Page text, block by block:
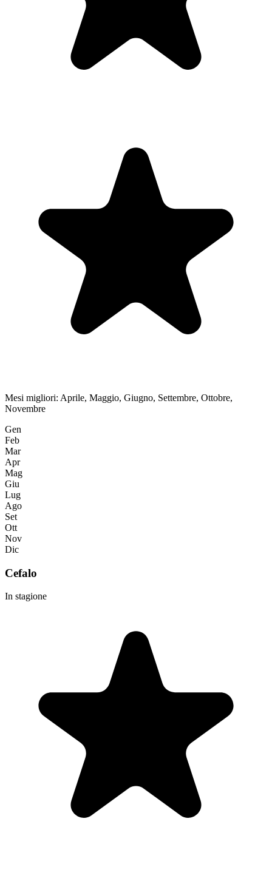
Mesi migliori: Aprile, Maggio, Giugno, Settembre, Ottobre,
Novembre
Gen
Feb
Mar
Apr
Mag
Giu
Lug
Ago
Set
Ott
Nov
Dic
Cefalo
In stagione